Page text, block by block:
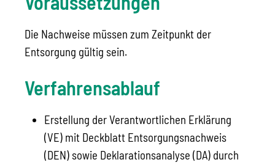
Die Nachweise müssen zum Zeitpunkt der
Entsorgung gültig sein.
Verfahrensablauf
Erstellung der Verantwortlichen Erklärung
(VE) mit Deckblatt Entsorgungsnachweis
(DEN) sowie Deklarationsanalyse (DA) durch